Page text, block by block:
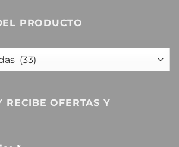
PRODUCTO
RECIBE OFERTAS Y